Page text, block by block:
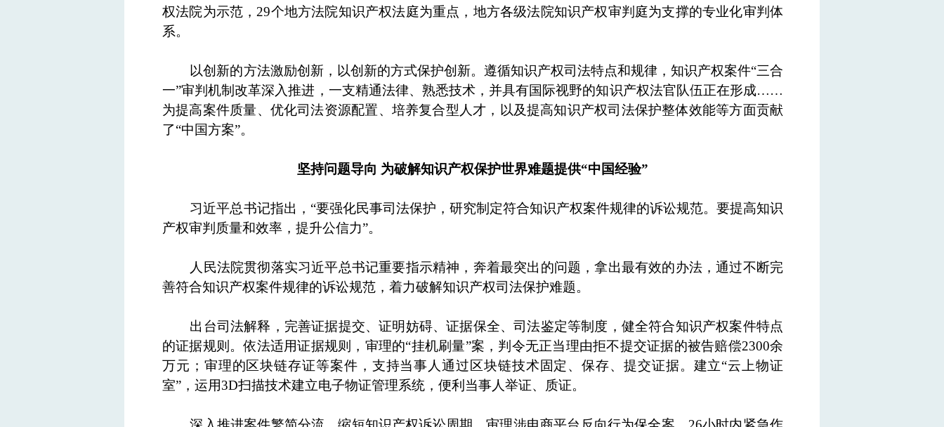
权法院为示范，29个地方法院知识产权法庭为重点，地方各级法院知识产权审判庭为支撑的专业化审判体
系。
以创新的方法激励创新，以创新的方式保护创新。遵循知识产权司法特点和规律，知识产权案件“三合
一”审判机制改革深入推进，一支精通法律、熟悉技术，并具有国际视野的知识产权法官队伍正在形成……
为提高案件质量、优化司法资源配置、培养复合型人才，以及提高知识产权司法保护整体效能等方面贡献
了“中国方案”。
坚持问题导向 为破解知识产权保护世界难题提供“中国经验”
习近平总书记指出，“要强化民事司法保护，研究制定符合知识产权案件规律的诉讼规范。要提高知识
产权审判质量和效率，提升公信力”。
人民法院贯彻落实习近平总书记重要指示精神，奔着最突出的问题，拿出最有效的办法，通过不断完
善符合知识产权案件规律的诉讼规范，着力破解知识产权司法保护难题。
出台司法解释，完善证据提交、证明妨碍、证据保全、司法鉴定等制度，健全符合知识产权案件特点
的证据规则。依法适用证据规则，审理的“挂机刷量”案，判令无正当理由拒不提交证据的被告赔偿2300余
万元；审理的区块链存证等案件，支持当事人通过区块链技术固定、保存、提交证据。建立“云上物证
室”，运用3D扫描技术建立电子物证管理系统，便利当事人举证、质证。